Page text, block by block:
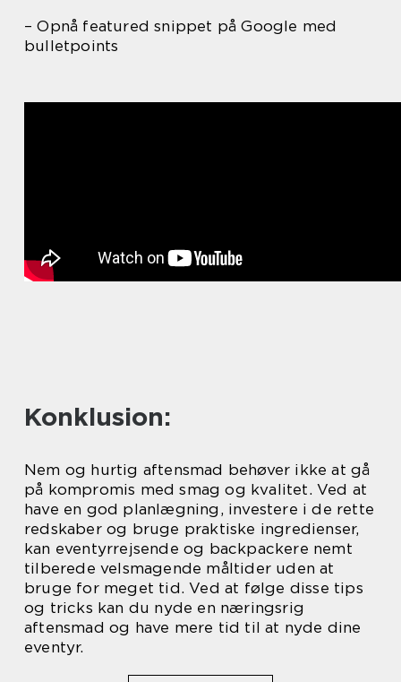
– Opnå featured snippet på Google med
bulletpoints
Konklusion:
Nem og hurtig aftensmad behøver ikke at gå
på kompromis med smag og kvalitet. Ved at
have en god planlægning, investere i de rette
redskaber og bruge praktiske ingredienser,
kan eventyrrejsende og backpackere nemt
tilberede velsmagende måltider uden at
bruge for meget tid. Ved at følge disse tips
og tricks kan du nyde en næringsrig
aftensmad og have mere tid til at nyde dine
eventyr.